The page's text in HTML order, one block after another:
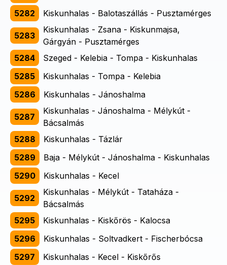
5282 Kiskunhalas - Balotaszállás - Pusztamérges
5283
Kiskunhalas - Zsana - Kiskunmajsa,
Gárgyán - Pusztamérges
5284
Szeged - Kelebia - Tompa - Kiskunhalas
5285
Kiskunhalas - Tompa - Kelebia
5286
Kiskunhalas - Jánoshalma
5287
Kiskunhalas - Jánoshalma - Mélykút -
Bácsalmás
5288
Kiskunhalas - Tázlár
5289
Baja - Mélykút - Jánoshalma - Kiskunhalas
5290
Kiskunhalas - Kecel
5292
Kiskunhalas - Mélykút - Tataháza -
Bácsalmás
5295
Kiskunhalas - Kiskőrös - Kalocsa
5296
Kiskunhalas - Soltvadkert - Fischerbócsa
5297
Kiskunhalas - Kecel - Kiskőrős